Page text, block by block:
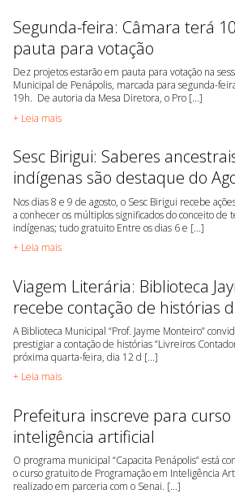
Segunda-feira: Câmara terá
pauta para votação
Dez projetos estarão em pauta para votação na
Municipal de Penápolis, marcada para segunda-
19h. De autoria da Mesa Diretora, o Pro [...]
+ Leia mais
Sesc Birigui: Saberes
indígenas são destaque do
Nos dias 8 e 9 de agosto, o Sesc Birigui recebe
a conhecer os múltiplos significados do conceito de
indígenas; tudo gratuito Entre os dias 6 e [...]
+ Leia mais
Viagem Literária: Biblioteca
recebe contação de histórias
A Biblioteca Municipal “Prof. Jayme Monteiro”
prestigiar a contação de histórias “Livreiros
próxima quarta-feira, dia 12 d [...]
+ Leia mais
Prefeitura inscreve para
inteligência artificial
O programa municipal “Capacita Penápolis” está
o curso gratuito de Programação em Inteligência
realizado em parceria com o Senai. [...]